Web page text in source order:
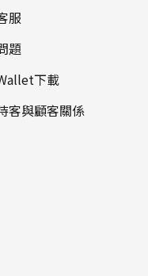
服
題
下載
客與顧客關係